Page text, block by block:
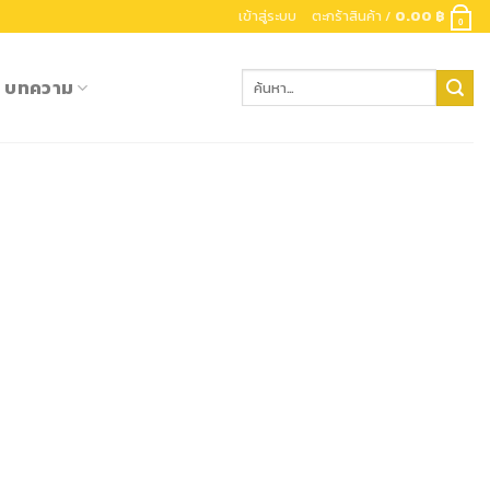
เข้าสู่ระบบ ตะกร้าสินค้า / 0.00 ฿ 0
บทความ ค้นหา: